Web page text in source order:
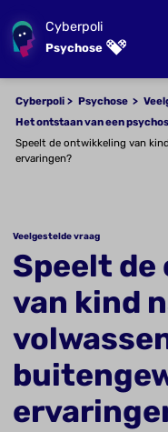
Cyberpoli
Psychose
Cyberpoli Psychose
Het ontstaan van een
Speelt de ontwikkeling van
ervaringen?
Veelgestelde vraag
Speelt
van kind